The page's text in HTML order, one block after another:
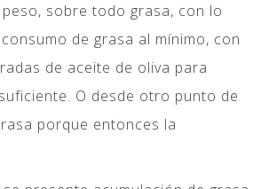
sobre todo grasa, con lo
de grasa al mínimo, con
de aceite de oliva para
O desde otro punto de
porque entonces la